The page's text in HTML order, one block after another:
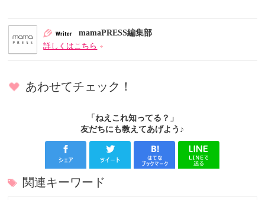
mamaPRESS編集部
詳しくはこちら
あわせてチェック！
「ねえこれ知ってる？」
友だちにも教えてあげよう♪
関連キーワード